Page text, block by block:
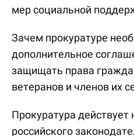
мер социальной
Зачем прокуратуре
дополнительное
защищать права
ветеранов и членов их
Прокуратура действует
российского